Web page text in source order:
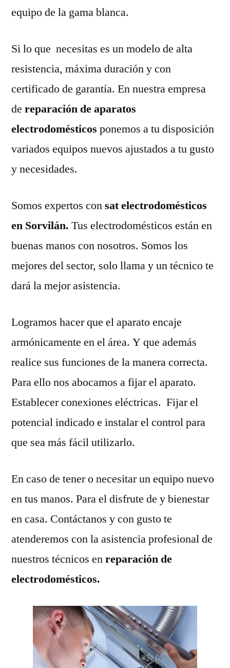
equipo de la gama blanca.
Si lo que necesitas es un modelo de alta
resistencia, máxima duración y con
certificado de garantía. En nuestra empresa
de reparación de aparatos
electrodomésticos ponemos a tu disposición
variados equipos nuevos ajustados a tu gusto
y necesidades.
Somos expertos consat electrodomésticos
en Sorvilán. Tus electrodomésticos están en
buenas manos con nosotros. Somos los
mejores del sector, solo llama y un técnico te
dará la mejor asistencia.
Logramos hacer que el aparato encaje
armónicamente en el área. Y que además
realice sus funciones de la manera correcta.
Para ello nos abocamos a fijar el aparato.
Establecer conexiones eléctricas. Fijar el
potencial indicado e instalar el control para
que sea más fácil utilizarlo.
En caso de tener o necesitar un equipo nuevo
en tus manos. Para el disfrute de y bienestar
en casa. Contáctanos y con gusto te
atenderemos con la asistencia profesional de
nuestros técnicos enreparación de
electrodomésticos.